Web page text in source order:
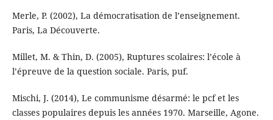
Merle, P. (2002), La démocratisation de l’enseignement.
Paris, La Découverte.
Millet, M. & Thin, D. (2005), Ruptures scolaires: l’école à
l’épreuve de la question sociale. Paris, puf.
Mischi, J. (2014), Le communisme désarmé: le pcf et les
classes populaires depuis les années 1970. Marseille, Agone.